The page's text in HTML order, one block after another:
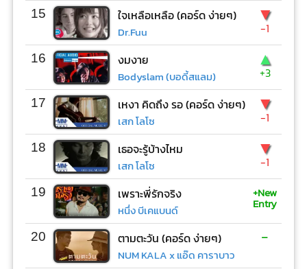
15 ใจเหลือเหลือ (คอร์ด ง่ายๆ)
Dr.Fuu
▼
-1
16 งมงาย
Bodyslam (บอดี้สแลม)
▲
+3
17 เหงา คิดถึง รอ (คอร์ด ง่ายๆ)
เสก โลโซ
▼
-1
18 เธอจะรู้บ้างไหม
เสก โลโซ
▼
-1
19 เพราะพี่รักจริง
หนึ่ง บีเคแบนด์
+New
Entry
20 ตามตะวัน (คอร์ด ง่ายๆ)
NUM KALA x แอ๊ด คาราบาว
-